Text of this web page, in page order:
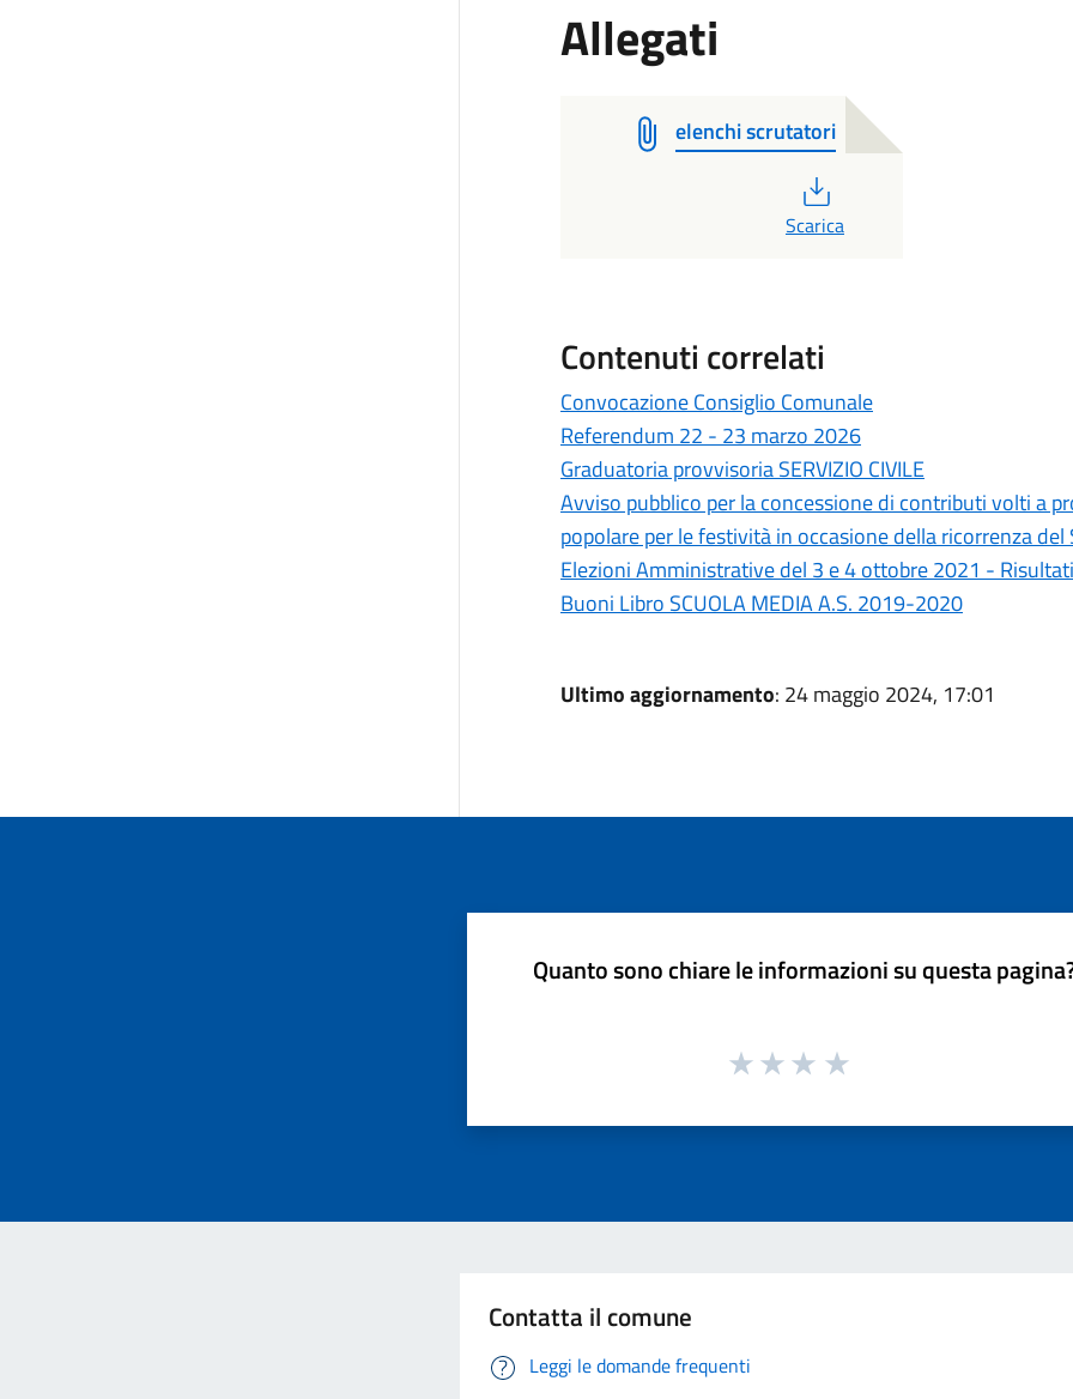
Allegati
elenchi scrutatori
Scarica
Contenuti correlati
Convocazione Consiglio Comunale
Referendum 22 - 23 marzo 2026
Graduatoria provvisoria SERVIZIO CIVILE
Avviso pubblico per la concessione di contributi volti a
popolare per le festività in occasione della ricorrenza
Elezioni Amministrative del 3 e 4 ottobre 2021 -
Buoni Libro SCUOLA MEDIA A.S. 2019-2020
Ultimo aggiornamento: 24 maggio 2024, 17:01
Quanto sono chiare le informazioni su questa
Contatta il comune
Leggi le domande frequenti